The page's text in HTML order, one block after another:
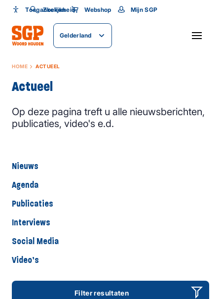
Toegankelijkheid
Toegankelijkheid
Lettergrootte
Zoeken Webshop Mijn SGP
Gelderland
HOME ACTUEEL
Actueel
Op deze pagina treft u alle nieuwsberichten,
publicaties, video's e.d.
Nieuws
Agenda
Publicaties
Interviews
Social Media
Video’s
Filter resultaten